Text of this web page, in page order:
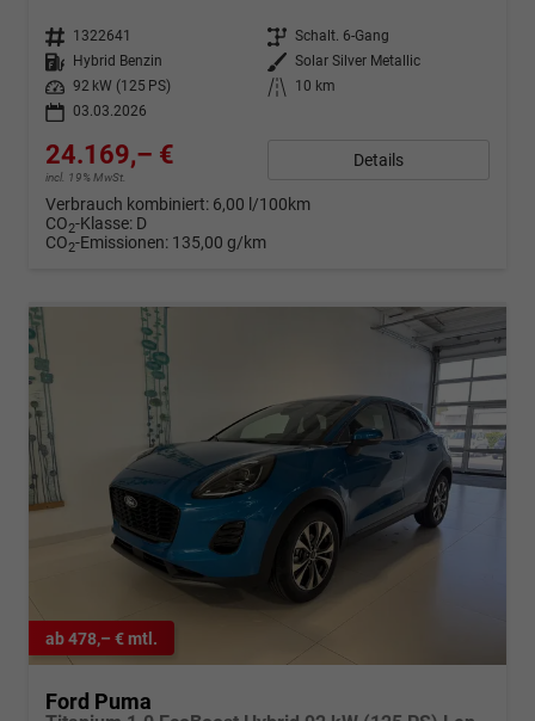
Fahrzeugnr. 1322641 Getriebe Schalt. 6-Gang
Kraftstoff
Hybrid Benzin Außenfarbe Solar Silver Metallic
Leistung
92 kW (125 PS) Kilometerstand
10 km
03.03.2026
24.169,– €
incl. 19% MwSt.
Details
Verbrauch kombiniert: 6,00 l/100km
CO2-Klasse: D
CO2-Emissionen: 135,00 g/km
ab 478,– € mtl.
Ford Puma